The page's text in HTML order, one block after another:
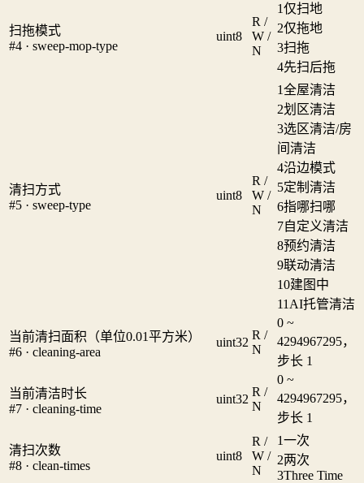
扫拖模式
#4 · sweep-mop-type
uint8
R /
W /
N
1仅扫地
2仅拖地
3扫拖
4先扫后拖
清扫方式
#5 · sweep-type
uint8
R /
W /
N
1全屋清洁
2划区清洁
3选区清洁/房
间清洁
4沿边模式
5定制清洁
6指哪扫哪
7自定义清洁
8预约清洁
9联动清洁
10建图中
11 AI托管清洁
当前清扫面积（单位0.01平方米）
#6 · cleaning-area
uint32
R /
N
0 ~
4294967295，
步长 1
当前清洁时长
#7 · cleaning-time
uint32
R /
N
0 ~
4294967295，
步长 1
清扫次数
#8 · clean-times
uint8
R /
W /
N
1一次
2两次
3Three Time